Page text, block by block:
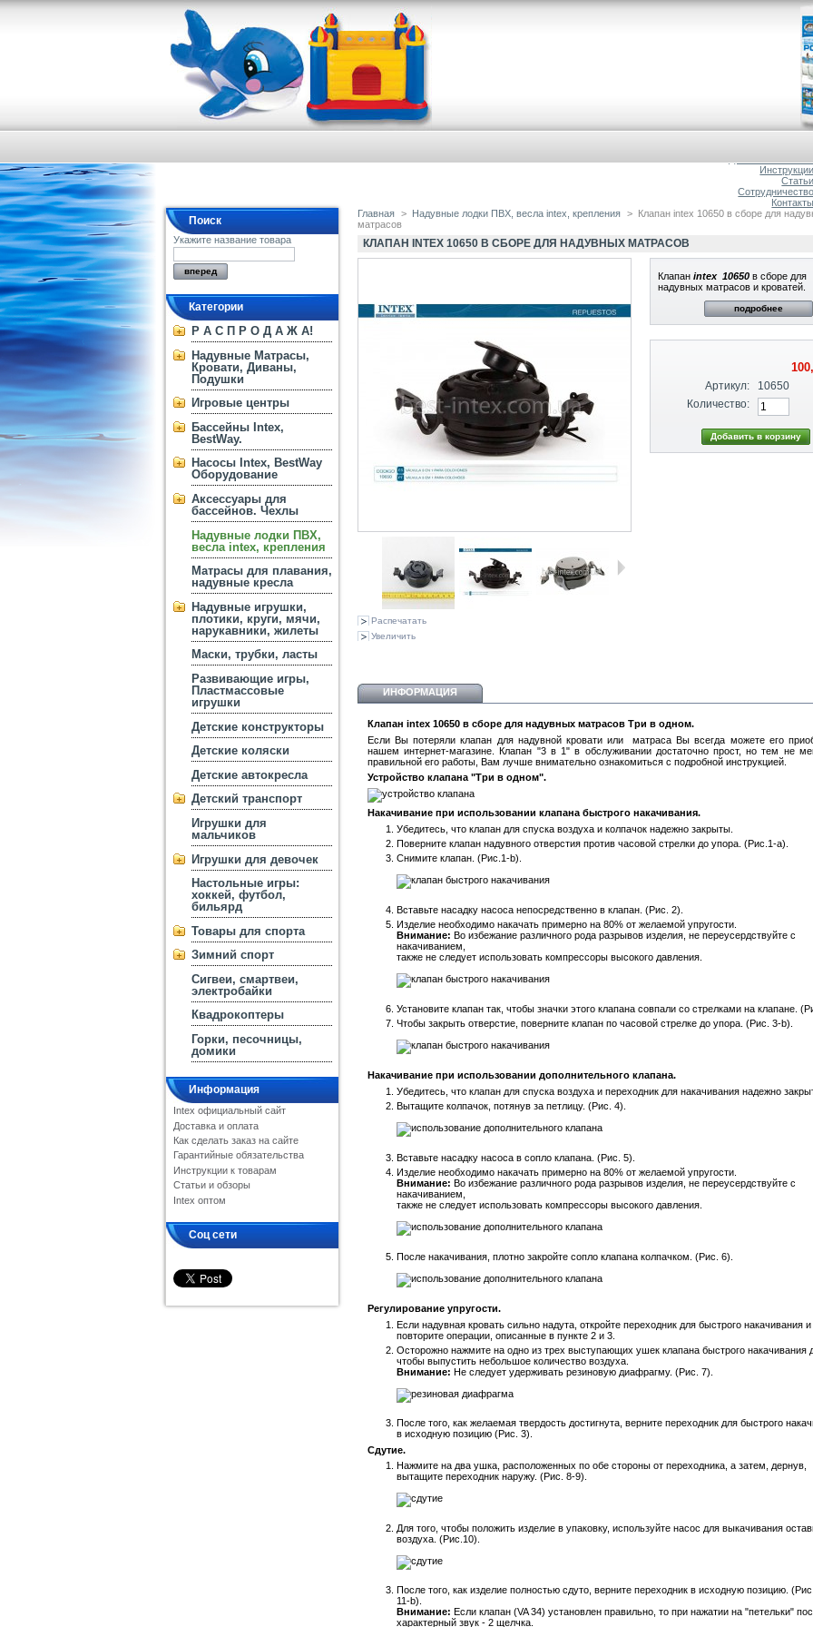
Инструкции
Статьи
Сотрудничество
Контакты
Поиск
Укажите название товара
Категории
Р А С П Р О Д А Ж А!
Надувные Матрасы,
Кровати, Диваны,
Подушки
Игровые центры
Бассейны Intex,
BestWay.
Насосы Intex, BestWay
Оборудование
Аксессуары для
бассейнов. Чехлы
Надувные лодки ПВХ,
весла intex, крепления
Матрасы для плавания,
надувные кресла
Надувные игрушки,
плотики, круги, мячи,
нарукавники, жилеты
Маски, трубки, ласты
Развивающие игры,
Пластмассовые
игрушки
Детские конструкторы
Детские коляски
Детские автокресла
Детский транспорт
Игрушки для
мальчиков
Игрушки для девочек
Настольные игры:
хоккей, футбол,
бильярд
Товары для спорта
Зимний спорт
Сигвеи, смартвеи,
электробайки
Квадрокоптеры
Горки, песочницы,
домики
Информация
Intex официальный сайт
Доставка и оплата
Как сделать заказ на сайте
Гарантийные обязательства
Инструкции к товарам
Статьи и обзоры
Intex оптом
Соц сети
Главная > Надувные лодки ПВХ, весла intex, крепления >
Клапан intex 10650 в сборе для
матрасов
КЛАПАН INTEX 10650 В СБОРЕ ДЛЯ НАДУВНЫХ МАТРАСОВ
Распечатать
Увеличить
Клапан intex 10650в сборе для
надувных матрасов и кроватей.
подробнее
Артикул:
10650
Количество:
ИНФОРМАЦИЯ
Клапан intex 10650 в сборе для надувных матрасов Три в одном.
Если Вы потеряли клапан для надувной кровати или матраса Вы всегда можете его
нашем интернет-магазине.Клапан "3 в 1" в обслуживании достаточно прост, но тем не
правильной его работы, Вам лучше внимательно ознакомиться с подробной инструкцией.
Устройство клапана "Три в одном".
Накачивание при использовании клапана быстрого накачивания.
Убедитесь, что клапан для спуска воздуха и колпачок надежно закрыты.
Поверните клапан надувного отверстия против часовой стрелки до упора. (Рис.1-a).
Снимите клапан. (Рис.1-b).
Вставьте насадку насоса непосредственно в клапан. (Рис. 2).
Изделие необходимо накачать примерно на 80% от желаемой упругости.
Внимание: Во избежание различного рода разрывов изделия, не переусердствуйте с
накачиванием,
также не следует использовать компрессоры высокого давления.
Установите клапан так, чтобы значки этого клапана совпали со стрелками на клапане.
Чтобы закрыть отверстие, поверните клапан по часовой стрелке до упора. (Рис. 3-b).
Накачивание при использовании дополнительного клапана.
Убедитесь, что клапан для спуска воздуха и переходник для накачивания надежно
Вытащите колпачок, потянув за петлицу. (Рис. 4).
Вставьте насадку насоса в сопло клапана. (Рис. 5).
Изделие необходимо накачать примерно на 80% от желаемой упругости.
Внимание: Во избежание различного рода разрывов изделия, не переусердствуйте с
накачиванием,
также не следует использовать компрессоры высокого давления.
После накачивания, плотно закройте сопло клапана колпачком. (Рис. 6).
Регулирование упругости.
Если надувная кровать сильно надута, откройте переходник для быстрого накачивания и
повторите операции, описанные в пункте 2 и 3.
Осторожно нажмите на одно из трех выступающих ушек клапана быстрого накачивания
чтобы выпустить небольшое количество воздуха.
Внимание: Не следует удерживать резиновую диафрагму. (Рис. 7).
После того, как желаемая твердость достигнута, верните переходник для быстрого
в исходную позицию (Рис. 3).
Сдутие.
Нажмите на два ушка, расположенных по обе стороны от переходника, а затем, дернув,
вытащите переходник наружу. (Рис. 8-9).
Для того, чтобы положить изделие в упаковку, используйте насос для выкачивания
воздуха. (Рис.10).
После того, как изделие полностью сдуто, верните переходник в исходную позицию.
11-b).
Внимание: Если клапан (VA 34) установлен правильно, то при нажатии на "петельки"
характерный звук - 2 щелчка.